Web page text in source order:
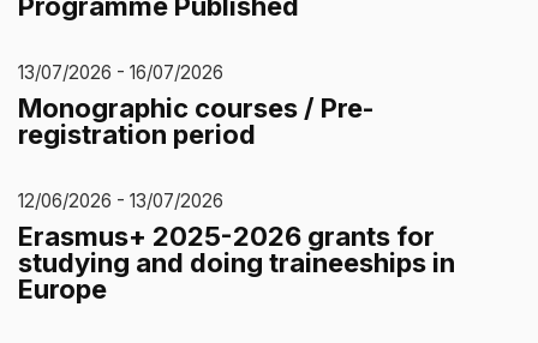
Programme Published
13/07/2026 - 16/07/2026
Monographic courses / Pre-
registration period
12/06/2026 - 13/07/2026
Erasmus+ 2025-2026 grants for
studying and doing traineeships in
Europe